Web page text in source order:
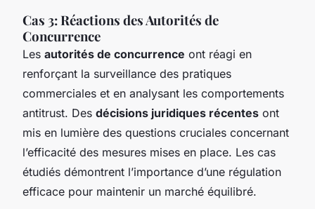
Cas 3: Réactions des Autorités de
Concurrence
Les autorités de concurrence ont réagi en
renforçant la surveillance des pratiques
commerciales et en analysant les comportements
antitrust. Des décisions juridiques récentes ont
mis en lumière des questions cruciales concernant
l’efficacité des mesures mises en place. Les cas
étudiés démontrent l’importance d’une régulation
efficace pour maintenir un marché équilibré.